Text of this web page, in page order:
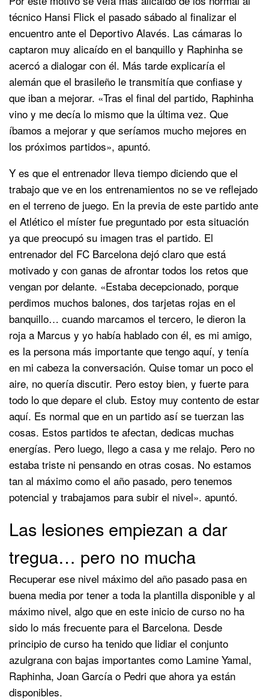
técnico Hansi Flick el pasado sábado al finalizar el
encuentro ante el Deportivo Alavés. Las cámaras lo
captaron muy alicaído en el banquillo y Raphinha se
acercó a dialogar con él. Más tarde explicaría el
alemán que el brasileño le transmitía que confiase y
que iban a mejorar. «Tras el final del partido, Raphinha
vino y me decía lo mismo que la última vez. Que
íbamos a mejorar y que seríamos mucho mejores en
los próximos partidos», apuntó.
Y es que el entrenador lleva tiempo diciendo que el
trabajo que ve en los entrenamientos no se ve reflejado
en el terreno de juego. En la previa de este partido ante
el Atlético el míster fue preguntado por esta situación
ya que preocupó su imagen tras el partido. El
entrenador del FC Barcelona dejó claro que está
motivado y con ganas de afrontar todos los retos que
vengan por delante. «Estaba decepcionado, porque
perdimos muchos balones, dos tarjetas rojas en el
banquillo… cuando marcamos el tercero, le dieron la
roja a Marcus y yo había hablado con él, es mi amigo,
es la persona más importante que tengo aquí, y tenía
en mi cabeza la conversación. Quise tomar un poco el
aire, no quería discutir. Pero estoy bien, y fuerte para
todo lo que depare el club. Estoy muy contento de estar
aquí. Es normal que en un partido así se tuerzan las
cosas. Estos partidos te afectan, dedicas muchas
energías. Pero luego, llego a casa y me relajo. Pero no
estaba triste ni pensando en otras cosas. No estamos
tan al máximo como el año pasado, pero tenemos
potencial y trabajamos para subir el nivel». apuntó.
Las lesiones empiezan a dar
tregua… pero no mucha
Recuperar ese nivel máximo del año pasado pasa en
buena media por tener a toda la plantilla disponible y al
máximo nivel, algo que en este inicio de curso no ha
sido lo más frecuente para el Barcelona. Desde
principio de curso ha tenido que lidiar el conjunto
azulgrana con bajas importantes como Lamine Yamal,
Raphinha, Joan García o Pedri que ahora ya están
disponibles.